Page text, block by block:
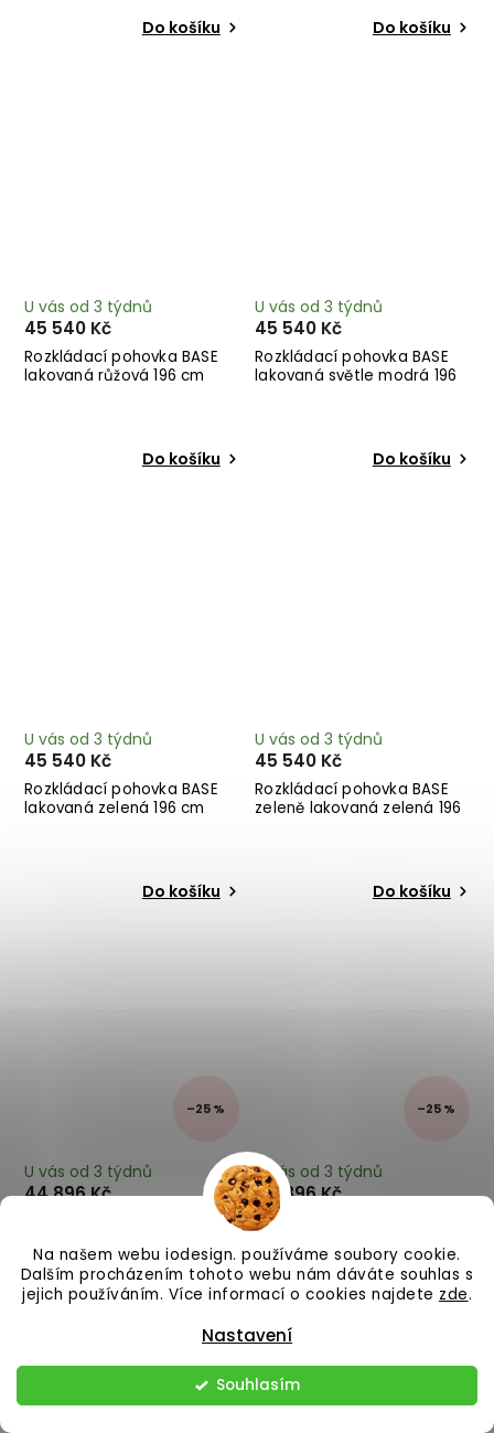
Na našem webu iodesign. používáme soubory cookie.
Dalším procházením tohoto webu nám dáváte souhlas s
jejich používáním. Více informací o cookies najdete zde.
Nastavení
Souhlasím
Do košíku Do košíku
Rozkládací pohovka BASE
lakovaná růžová 196 cm
U vás od 3 týdnů
45 540 Kč
Do košíku
Rozkládací pohovka BASE
lakovaná světle modrá 196
U vás od 3 týdnů
45 540 Kč
Do košíku
Rozkládací pohovka BASE
lakovaná zelená 196 cm
U vás od 3 týdnů
45 540 Kč
Do košíku
Rozkládací pohovka BASE
zeleně lakovaná zelená 196
U vás od 3 týdnů
45 540 Kč
Do košíku
–25 %
cm
U vás od 3 týdnů
44 896 Kč
–25 %
Čtyřmístná pohovka s
315 cm
U vás od 3 týdnů
44 896 Kč